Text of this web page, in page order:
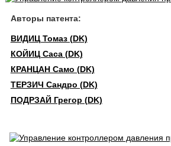
Авторы патента:
ВИДИЦ Томаз (DK)
КОЙИЦ Саса (DK)
КРАНЦАН Само (DK)
ТЕРЗИЧ Сандро (DK)
ПОДРЗАЙ Грегор (DK)